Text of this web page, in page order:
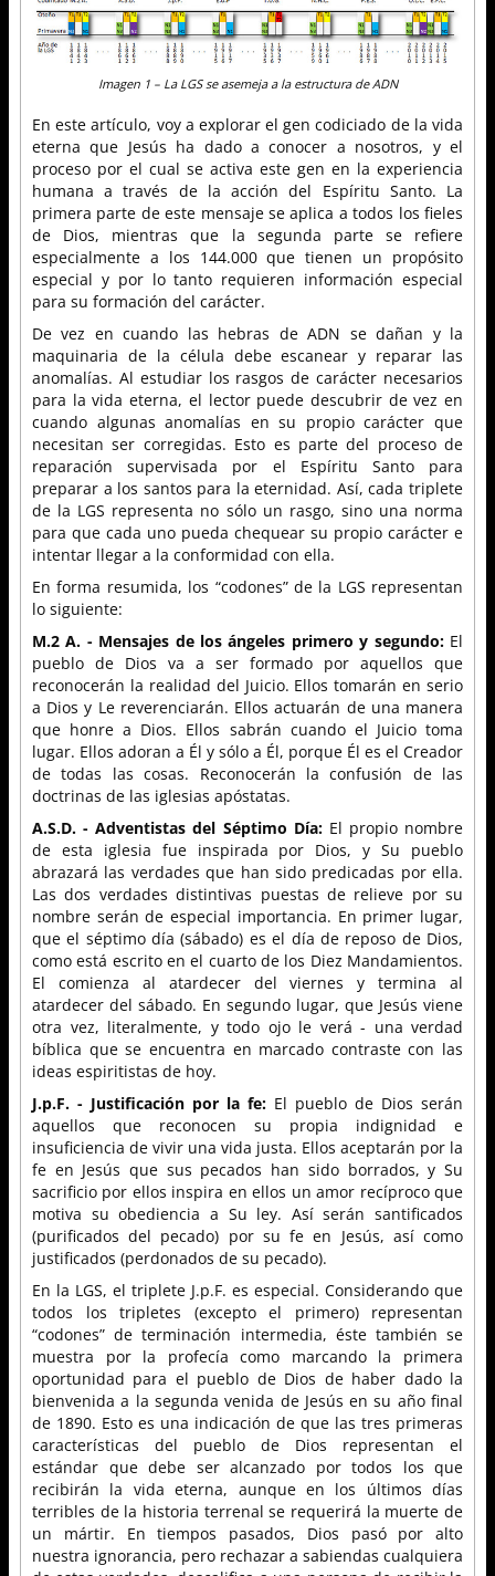
Imagen 1 – La LGS se asemeja a la estructura de ADN
En este artículo, voy a explorar el gen codiciado de la vida
eterna que Jesús ha dado a conocer a nosotros, y el
proceso por el cual se activa este gen en la experiencia
humana a través de la acción del Espíritu Santo. La
primera parte de este mensaje se aplica a todos los fieles
de Dios, mientras que la segunda parte se refiere
especialmente a los 144.000 que tienen un propósito
especial y por lo tanto requieren información especial
para su formación del carácter.
De vez en cuando las hebras de ADN se dañan y la
maquinaria de la célula debe escanear y reparar las
anomalías. Al estudiar los rasgos de carácter necesarios
para la vida eterna, el lector puede descubrir de vez en
cuando algunas anomalías en su propio carácter que
necesitan ser corregidas. Esto es parte del proceso de
reparación supervisada por el Espíritu Santo para
preparar a los santos para la eternidad. Así, cada triplete
de la LGS representa no sólo un rasgo, sino una norma
para que cada uno pueda chequear su propio carácter e
intentar llegar a la conformidad con ella.
En forma resumida, los “codones” de la LGS representan
lo siguiente:
M.2 A. - Mensajes de los ángeles primero y segundo:El
pueblo de Dios va a ser formado por aquellos que
reconocerán la realidad del Juicio. Ellos tomarán en serio
a Dios y Le reverenciarán. Ellos actuarán de una manera
que honre a Dios. Ellos sabrán cuando el Juicio toma
lugar. Ellos adoran a Él y sólo a Él, porque Él es el Creador
de todas las cosas. Reconocerán la confusión de las
doctrinas de las iglesias apóstatas.
A.S.D. - Adventistas del Séptimo Día:El propio nombre
de esta iglesia fue inspirada por Dios, y Su pueblo
abrazará las verdades que han sido predicadas por ella.
Las dos verdades distintivas puestas de relieve por su
nombre serán de especial importancia. En primer lugar,
que el séptimo día (sábado) es el día de reposo de Dios,
como está escrito en el cuarto de los Diez Mandamientos.
El comienza al atardecer del viernes y termina al
atardecer del sábado. En segundo lugar, que Jesús viene
otra vez, literalmente, y todo ojo le verá - una verdad
bíblica que se encuentra en marcado contraste con las
ideas espiritistas de hoy.
J.p.F. - Justificación por la fe: El pueblo de Dios serán
aquellos que reconocen su propia indignidad e
insuficiencia de vivir una vida justa. Ellos aceptarán por la
fe en Jesús que sus pecados han sido borrados, y Su
sacrificio por ellos inspira en ellos un amor recíproco que
motiva su obediencia a Su ley. Así serán santificados
(purificados del pecado) por su fe en Jesús, así como
justificados (perdonados de su pecado).
En la LGS, el triplete J.p.F. es especial. Considerando que
todos los tripletes (excepto el primero) representan
“codones” de terminación intermedia, éste también se
muestra por la profecía como marcando la primera
oportunidad para el pueblo de Dios de haber dado la
bienvenida a la segunda venida de Jesús en su año final
de 1890. Esto es una indicación de que las tres primeras
características del pueblo de Dios representan el
estándar que debe ser alcanzado por todos los que
recibirán la vida eterna, aunque en los últimos días
terribles de la historia terrenal se requerirá la muerte de
un mártir. En tiempos pasados, Dios pasó por alto
nuestra ignorancia, pero rechazar a sabiendas cualquiera